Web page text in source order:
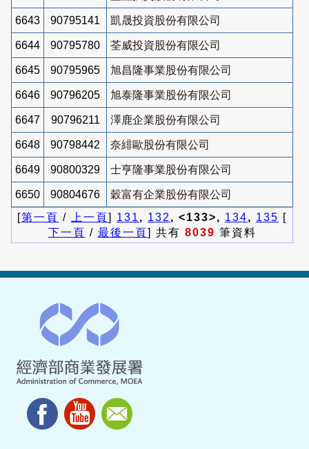
6643 90795141 凱晟投資股份有限公司
6644 90795780 荃威投資股份有限公司
6645 90795965 旭昌隆事業股份有限公司
6646 90796205 旭泰隆事業股份有限公司
6647 90796211 澤鹿企業股份有限公司
6648 90798442 奈緋歐股份有限公司
6649 90800329 士亨隆事業股份有限公司
6650 90804676
穀富有企業股份有限公司
[第一頁 / 上一頁] 131 , 132 , <133>, 134, 135 [
下一頁 / 最後一頁] 共有 8039 筆資料